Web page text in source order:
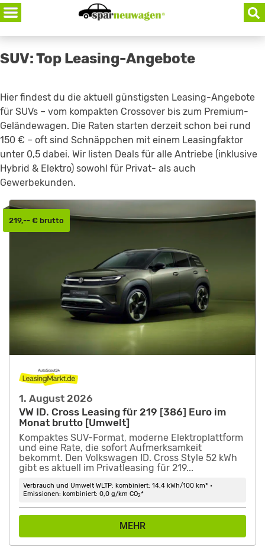
Skip
to
content
SUV: Top Leasing-Angebote
Hier findest du die aktuell günstigsten Leasing-Angebote
für SUVs – vom kompakten Crossover bis zum Premium-
Geländewagen. Die Raten starten derzeit schon bei rund
150 € – oft sind Schnäppchen mit einem Leasingfaktor
unter 0,5 dabei. Wir listen Deals für alle Antriebe (inklusive
Hybrid & Elektro) sowohl für Privat- als auch
Gewerbekunden.
1. August 2026
VW ID. Cross Leasing für 219 [386] Euro im
Monat brutto [Umwelt]
Kompaktes SUV-Format, moderne Elektroplattform
und eine Rate, die sofort Aufmerksamkeit
bekommt. Den Volkswagen ID. Cross Style 52 kWh
gibt es aktuell im Privatleasing für 219...
Verbrauch und Umwelt WLTP: kombiniert: 14,4 kWh/100 km* •
Emissionen: kombiniert: 0,0 g/km CO2*
MEHR
219,-- € brutto